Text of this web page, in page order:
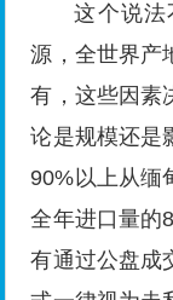
这个说法
源，全世界产
有，这些因素
论是规模还是
90%以上从缅
全年进口量的
有通过公盘成